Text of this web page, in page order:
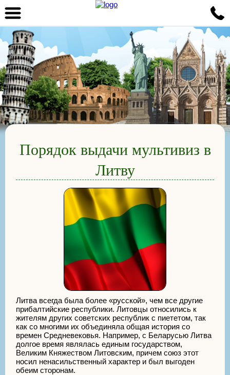
Порядок выдачи мультивиз в
Литву
Литва всегда была более «русской», чем все другие
прибалтийские республики. Литовцы относились к
жителям других советских республик с пиететом, так
как со многими их объединяла общая история со
времен Средневековья. Например, с Беларусью Литва
долгое время являлась единым государством,
Великим Княжеством Литовским, причем союз этот
носил ненасильственный характер и был выгоден
обеим сторонам.